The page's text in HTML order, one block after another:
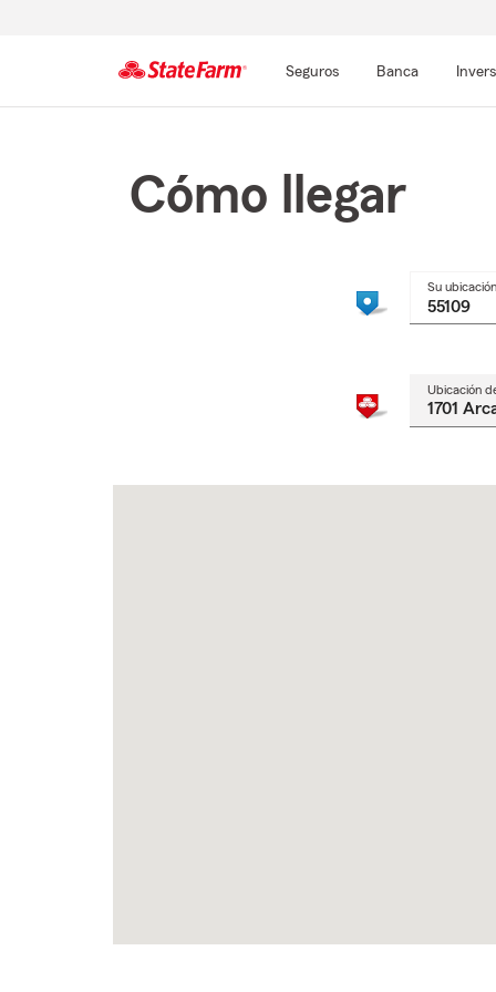
Seguros Banca
Cómo llegar
Su ubicación
Ubicación